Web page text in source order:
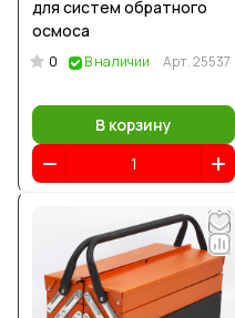
для систем обратного
осмоса
0 В наличии Арт.25537
В корзину